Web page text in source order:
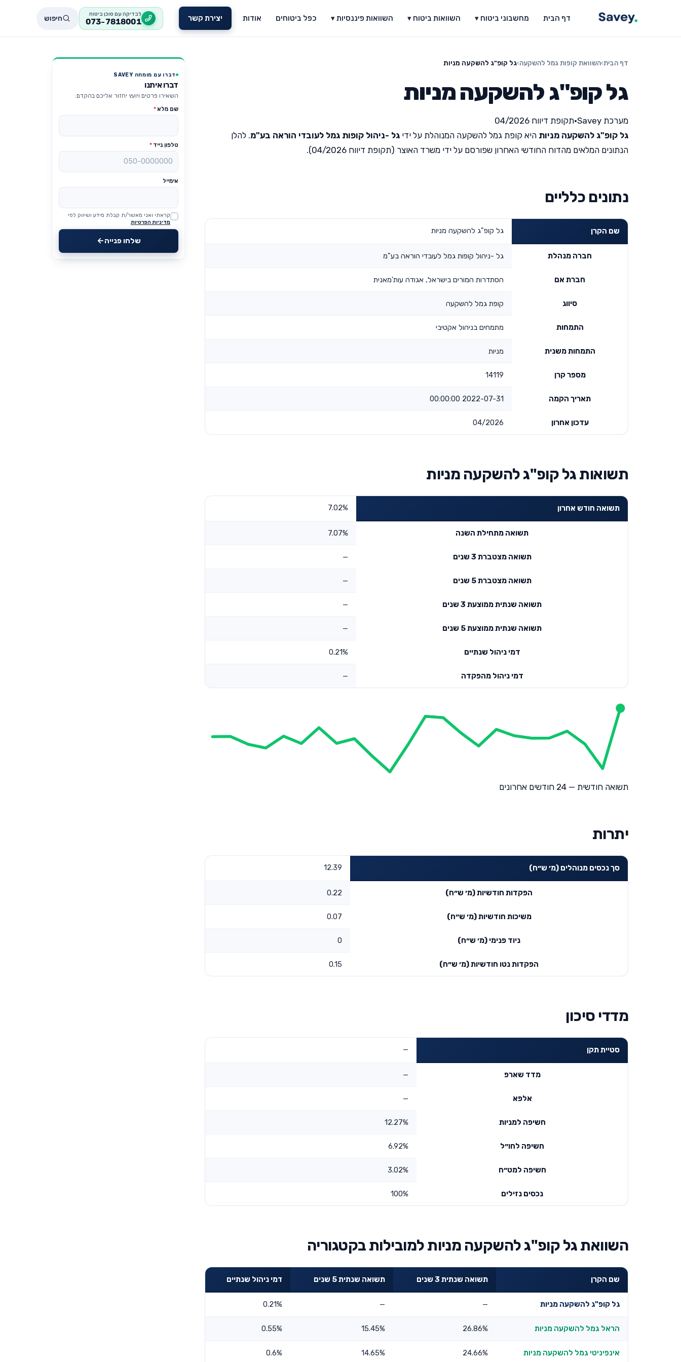
דף הבית מחשבוני ביטוח ▾ השוואות ביטוח ▾ השוואות פיננסיות ▾ כפל ביטוחים אודות יצירת קשר לבדיקה עם סוכן ביטוח
073-7818001 חיפוש
דף הבית›השוואת קופות גמל להשקעה›גל קופ"ג להשקעה מניות
גל קופ"ג להשקעה מניות
מערכת Savey •תקופת דיווח 04/2026
גל קופ"ג להשקעה מניות היא קופת גמל להשקעה המנוהלת על ידי גל -ניהול קופות גמל לעובדי הוראה בע"מ. להלן
הנתונים המלאים מהדוח החודשי האחרון שפורסם על ידי משרד האוצר (תקופת דיווח 04/2026).
נתונים כלליים
שם הקרן גל קופ"ג להשקעה מניות
חברה מנהלת גל -ניהול קופות גמל לעובדי הוראה בע"מ
חברת אם הסתדרות המורים בישראל, אגודה עות'מאנית
סיווג קופת גמל להשקעה
התמחות מתמחים בניהול אקטיבי
התמחות משנית מניות
מספר קרן 14119
תאריך הקמה 2022-07-31 00:00:00
עדכון אחרון 04/2026
תשואות גל קופ"ג להשקעה מניות
תשואה חודש אחרון 7.02%
תשואה מתחילת השנה 7.07%
תשואה מצטברת 3 שנים —
תשואה מצטברת 5 שנים —
תשואה שנתית ממוצעת 3 שנים —
תשואה שנתית ממוצעת 5 שנים —
דמי ניהול שנתיים 0.21%
דמי ניהול מהפקדה —
תשואה חודשית — 24 חודשים אחרונים
יתרות
סך נכסים מנוהלים (מ׳ ש״ח) 12.39
הפקדות חודשיות (מ׳ ש״ח) 0.22
משיכות חודשיות (מ׳ ש״ח) 0.07
ניוד פנימי (מ׳ ש״ח) 0
הפקדות נטו חודשיות (מ׳ ש״ח) 0.15
מדדי סיכון
סטיית תקן —
מדד שארפ —
אלפא —
חשיפה למניות 12.27%
חשיפה לחו״ל 6.92%
חשיפה למט״ח 3.02%
נכסים נזילים 100%
השוואת גל קופ"ג להשקעה מניות למובילות בקטגוריה
שם הקרן תשואה שנתית 3 שנים תשואה שנתית 5 שנים דמי ניהול שנתיים
גל קופ"ג להשקעה מניות —
—
0.21%
הראל גמל להשקעה מניות 26.86%
15.45%
0.55%
אינפיניטי גמל להשקעה מניות 24.66%
14.65%
0.6%
דברו עם מומחה SAVEY
דברו איתנו
השאירו פרטים ויועץ יחזור אליכם בהקדם.
שם מלא*
טלפון נייד *
אימייל
Website
קראתי ואני מאשר/ת קבלת מידע ושיווק לפי
מדיניות הפרטיות
שלחו פנייה